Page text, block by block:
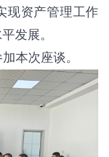
现资产管理工作
发展。
本次座谈。